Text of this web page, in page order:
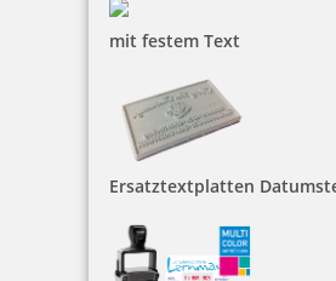
mit festem Text
Ersatztextplatten
Prägegerät universal Modell MI C
93,68 €